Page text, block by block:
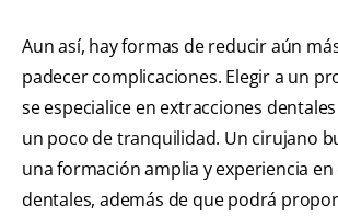
Aun así, hay formas de reducir aún
padecer complicaciones. Elegir a un
se especialice en extracciones
un poco de tranquilidad. Un cirujano
una formación amplia y experiencia
dentales, además de que podrá